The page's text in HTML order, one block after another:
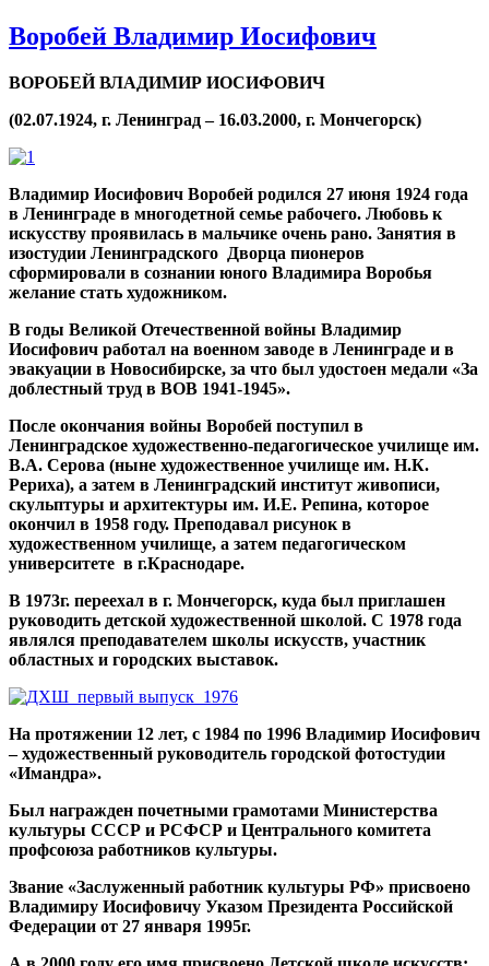
Воробей Владимир Иосифович
ВОРОБЕЙ ВЛАДИМИР ИОСИФОВИЧ
(02.07.1924, г. Ленинград – 16.03.2000, г. Мончегорск)
Владимир Иосифович Воробей родился 27 июня 1924 года
в Ленинграде в многодетной семье рабочего. Любовь к
искусству проявилась в мальчике очень рано. Занятия в
изостудии Ленинградского Дворца пионеров
сформировали в сознании юного Владимира Воробья
желание стать художником.
В годы Великой Отечественной войны Владимир
Иосифович работал на военном заводе в Ленинграде и в
эвакуации в Новосибирске, за что был удостоен медали «За
доблестный труд в ВОВ 1941-1945».
После окончания войны Воробей поступил в
Ленинградское художественно-педагогическое училище им.
В.А. Серова (ныне художественное училище им. Н.К.
Рериха), а затем в Ленинградский институт живописи,
скульптуры и архитектуры им. И.Е. Репина, которое
окончил в 1958 году. Преподавал рисунок в
художественном училище, а затем педагогическом
университете в г.Краснодаре.
В 1973г. переехал в г. Мончегорск, куда был приглашен
руководить детской художественной школой. С 1978 года
являлся преподавателем школы искусств, участник
областных и городских выставок.
На протяжении 12 лет, с 1984 по 1996 Владимир Иосифович
– художественный руководитель городской фотостудии
«Имандра».
Был награжден почетными грамотами Министерства
культуры СССР и РСФСР и Центрального комитета
профсоюза работников культуры.
Звание «Заслуженный работник культуры РФ» присвоено
Владимиру Иосифовичу Указом Президента Российской
Федерации от 27 января 1995г.